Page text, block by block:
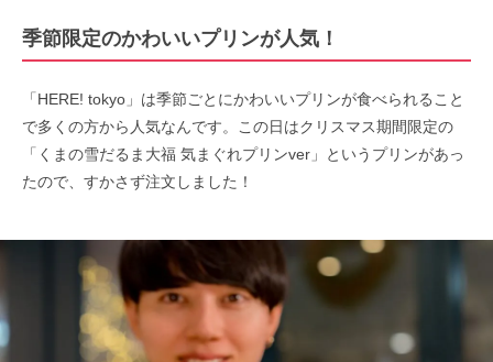
季節限定のかわいいプリンが人気！
「HERE! tokyo」は季節ごとにかわいいプリンが食べられること
で多くの方から人気なんです。この日はクリスマス期間限定の
「くまの雪だるま大福 気まぐれプリンver」というプリンがあっ
たので、すかさず注文しました！